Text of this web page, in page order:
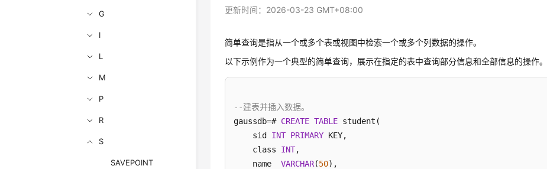
G
I
L
M
P
R
S
SAVEPOINT
更新时间： 2026-03-23 GMT+08:00
简单查询是指从一个或多个表或视图中检索一个或多个列数据的操作。
以下示例作为一个典型的简单查询，展示在指定的表中查询部分信息和全部信息的操作。
--建表并插入数据。
gaussdb=# CREATE TABLE student(
    sid
INT PRIMARY KEY,
    class
INT,
    name
VARCHAR(50),